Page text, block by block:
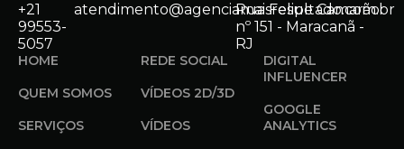
+21
99553-
5057
atendimento@agenciamaisresultado.com.br
Rua Felipe Camarão
nº 151 - Maracanã -
RJ
HOME
QUEM SOMOS
SERVIÇOS
REDE SOCIAL
VÍDEOS 2D/3D
VÍDEOS
DIGITAL
INFLUENCER
GOOGLE
ANALYTICS